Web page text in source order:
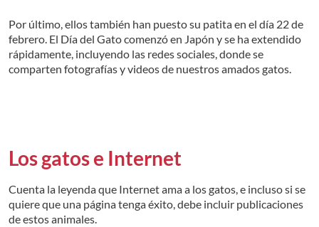
Por último, ellos también han puesto su patita en el día 22 de
febrero. El Día del Gato comenzó en Japón y se ha extendido
rápidamente, incluyendo las redes sociales, donde se
comparten fotografías y videos de nuestros amados gatos.
Los gatos e Internet
Cuenta la leyenda que Internet ama a los gatos, e incluso si se
quiere que una página tenga éxito, debe incluir publicaciones
de estos animales.